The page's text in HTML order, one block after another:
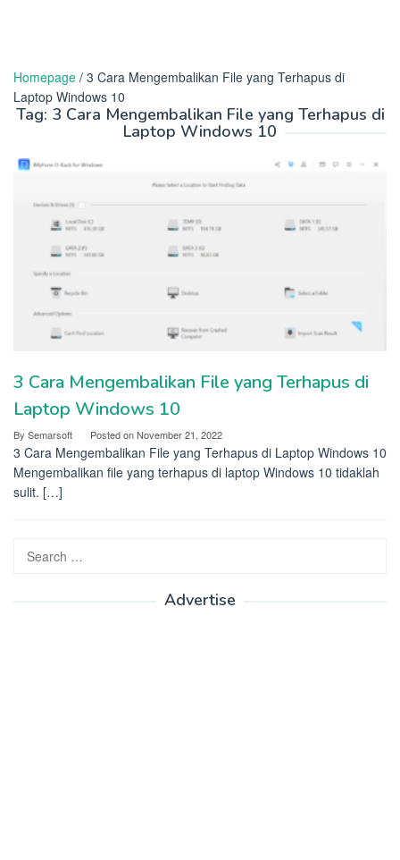
Homepage / 3 Cara Mengembalikan File yang Terhapus di
Laptop Windows 10
Tag: 3 Cara Mengembalikan File yang Terhapus di
Laptop Windows 10
3 Cara Mengembalikan File yang Terhapus di
Laptop Windows 10
By Semarsoft Posted onNovember 21, 2022
3 Cara Mengembalikan File yang Terhapus di Laptop Windows 10
Mengembalikan file yang terhapus di laptop Windows 10 tidaklah
sulit. […]
Search
for:
Advertise